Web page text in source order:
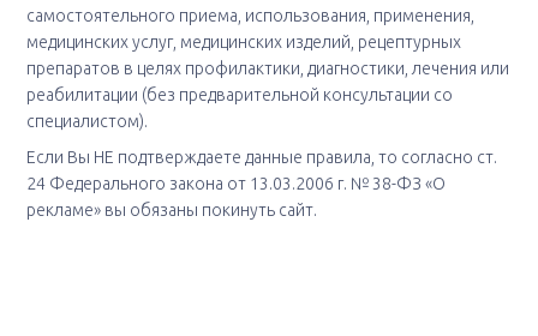
самостоятельного приема, использования, применения,
медицинских услуг, медицинских изделий, рецептурных
препаратов в целях профилактики, диагностики, лечения или
реабилитации (без предварительной консультации со
специалистом).
Если Вы НЕ подтверждаете данные правила, то согласно ст.
24 Федерального закона от 13.03.2006 г. № 38-ФЗ «О
рекламе» вы обязаны покинуть сайт.